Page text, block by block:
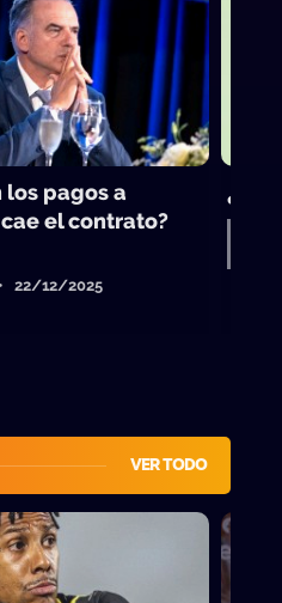
pagos a
el contrato?
22/12/2025
VER TODO